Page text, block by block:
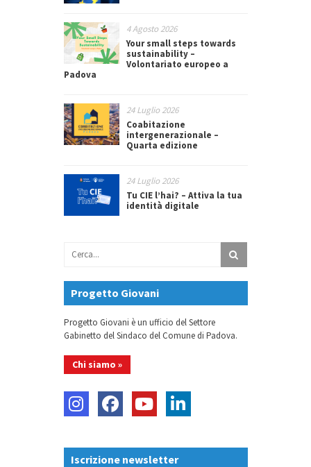
4 Agosto 2026
Your small steps towards
sustainability –
Volontariato europeo a
Padova
24 Luglio 2026
Coabitazione
intergenerazionale –
Quarta edizione
24 Luglio 2026
Tu CIE l’hai? – Attiva la tua
identità digitale
Progetto Giovani
Progetto Giovani è un ufficio del Settore
Gabinetto del Sindaco del Comune di Padova.
Chi siamo »
Iscrizione newsletter